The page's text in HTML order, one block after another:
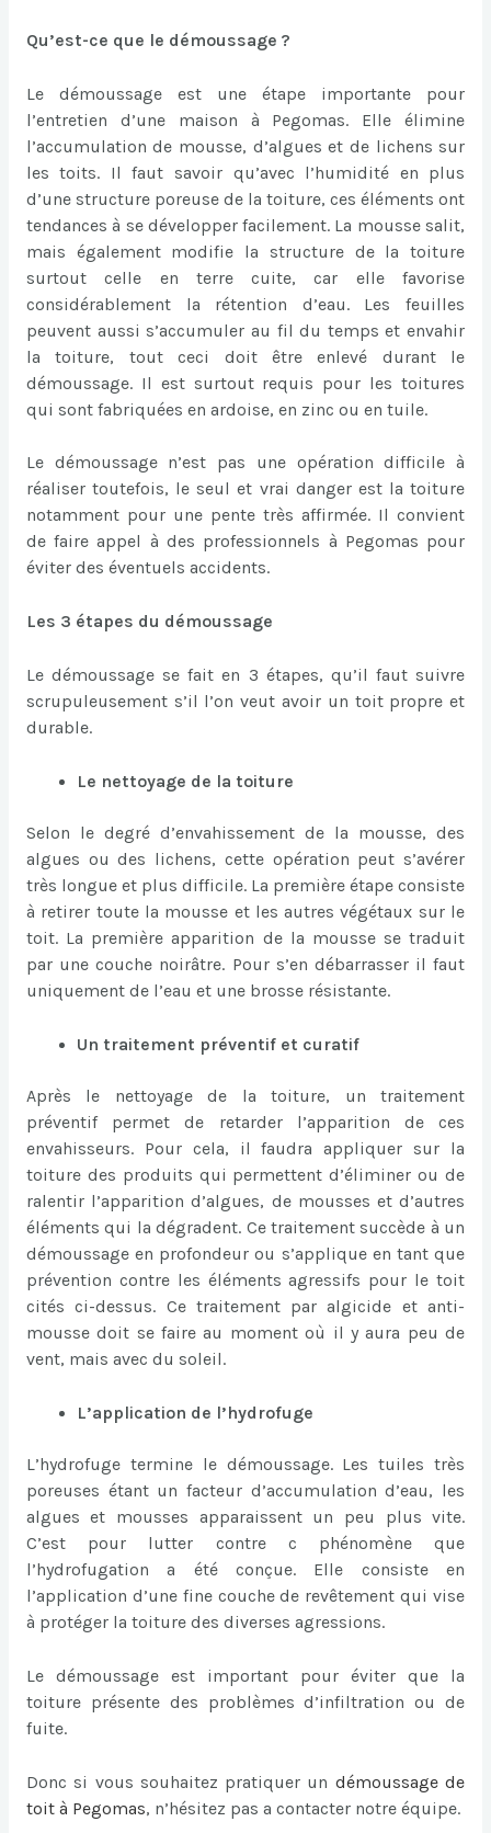
Qu’est-ce que le démoussage ?
Le démoussage est une étape importante pour
l’entretien d’une maison à Pegomas. Elle élimine
l’accumulation de mousse, d’algues et de lichens sur
les toits. Il faut savoir qu’avec l’humidité en plus
d’une structure poreuse de la toiture, ces éléments ont
tendances à se développer facilement. La mousse salit,
mais également modifie la structure de la toiture
surtout celle en terre cuite, car elle favorise
considérablement la rétention d’eau. Les feuilles
peuvent aussi s’accumuler au fil du temps et envahir
la toiture, tout ceci doit être enlevé durant le
démoussage. Il est surtout requis pour les toitures
qui sont fabriquées en ardoise, en zinc ou en tuile.
Le démoussage n’est pas une opération difficile à
réaliser toutefois, le seul et vrai danger est la toiture
notamment pour une pente très affirmée. Il convient
de faire appel à des professionnels à Pegomas pour
éviter des éventuels accidents.
Les 3 étapes du démoussage
Le démoussage se fait en 3 étapes, qu’il faut suivre
scrupuleusement s’il l’on veut avoir un toit propre et
durable.
Le nettoyage de la toiture
Selon le degré d’envahissement de la mousse, des
algues ou des lichens, cette opération peut s’avérer
très longue et plus difficile. La première étape consiste
à retirer toute la mousse et les autres végétaux sur le
toit. La première apparition de la mousse se traduit
par une couche noirâtre. Pour s’en débarrasser il faut
uniquement de l’eau et une brosse résistante.
Un traitement préventif et curatif
Après le nettoyage de la toiture, un traitement
préventif permet de retarder l’apparition de ces
envahisseurs. Pour cela, il faudra appliquer sur la
toiture des produits qui permettent d’éliminer ou de
ralentir l’apparition d’algues, de mousses et d’autres
éléments qui la dégradent. Ce traitement succède à un
démoussage en profondeur ou s’applique en tant que
prévention contre les éléments agressifs pour le toit
cités ci-dessus. Ce traitement par algicide et anti-
mousse doit se faire au moment où il y aura peu de
vent, mais avec du soleil.
L’application de l’hydrofuge
L’hydrofuge termine le démoussage. Les tuiles très
poreuses étant un facteur d’accumulation d’eau, les
algues et mousses apparaissent un peu plus vite.
C’est pour lutter contre c phénomène que
l’hydrofugation a été conçue. Elle consiste en
l’application d’une fine couche de revêtement qui vise
à protéger la toiture des diverses agressions.
Le démoussage est important pour éviter que la
toiture présente des problèmes d’infiltration ou de
fuite.
Donc si vous souhaitez pratiquer un démoussage de
toit à Pegomas, n’hésitez pas a contacter notre équipe.